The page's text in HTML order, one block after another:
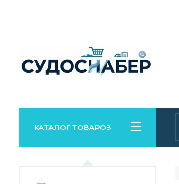
КАТАЛОГ ТОВАРОВ